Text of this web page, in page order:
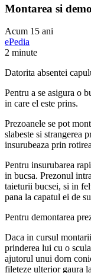
Montarea si
Acum 15 ani
ePedia
2 minute
Datorita absentei
Pentru a se asigura o
in care el este prins.
Prezoanele se pot
slabeste si strangerea
insurubeaza prin
Pentru insurubarea
in bucsa. Prezonul
taieturii bucsei, si in
pana la capatul ei de
Pentru demontarea
Daca in cursul
prinderea lui cu o
ajutorul unui dorn
fileteze ulterior gaura